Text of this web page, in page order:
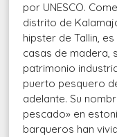
por UNESCO.
distrito de
hipster de Tallin,
casas de madera,
patrimonio
puerto pesquero
adelante. Su
pescado» en
barqueros han